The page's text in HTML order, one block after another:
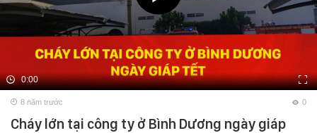
0:00
8 năm trước 0
Cháy lớn tại công ty ở Bình Dương ngày giáp